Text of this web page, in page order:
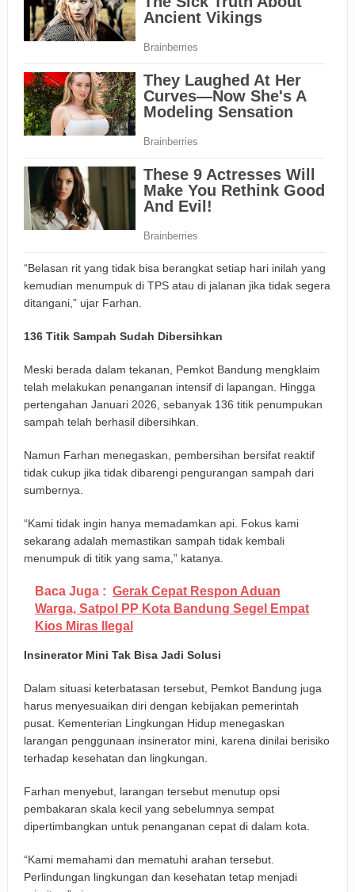
“Belasan rit yang tidak bisa berangkat setiap hari inilah yang
kemudian menumpuk di TPS atau di jalanan jika tidak segera
ditangani,” ujar Farhan.
136 Titik Sampah Sudah Dibersihkan
Meski berada dalam tekanan, Pemkot Bandung mengklaim
telah melakukan penanganan intensif di lapangan. Hingga
pertengahan Januari 2026, sebanyak 136 titik penumpukan
sampah telah berhasil dibersihkan.
Namun Farhan menegaskan, pembersihan bersifat reaktif
tidak cukup jika tidak dibarengi pengurangan sampah dari
sumbernya.
“Kami tidak ingin hanya memadamkan api. Fokus kami
sekarang adalah memastikan sampah tidak kembali
menumpuk di titik yang sama,” katanya.
Baca Juga : Gerak Cepat Respon Aduan
Warga, Satpol PP Kota Bandung Segel Empat
Kios Miras Ilegal
Insinerator Mini Tak Bisa Jadi Solusi
Dalam situasi keterbatasan tersebut, Pemkot Bandung juga
harus menyesuaikan diri dengan kebijakan pemerintah
pusat. Kementerian Lingkungan Hidup menegaskan
larangan penggunaan insinerator mini, karena dinilai berisiko
terhadap kesehatan dan lingkungan.
Farhan menyebut, larangan tersebut menutup opsi
pembakaran skala kecil yang sebelumnya sempat
dipertimbangkan untuk penanganan cepat di dalam kota.
“Kami memahami dan mematuhi arahan tersebut.
Perlindungan lingkungan dan kesehatan tetap menjadi